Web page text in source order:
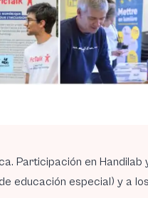
Participación en Handilab
educación especial) y a